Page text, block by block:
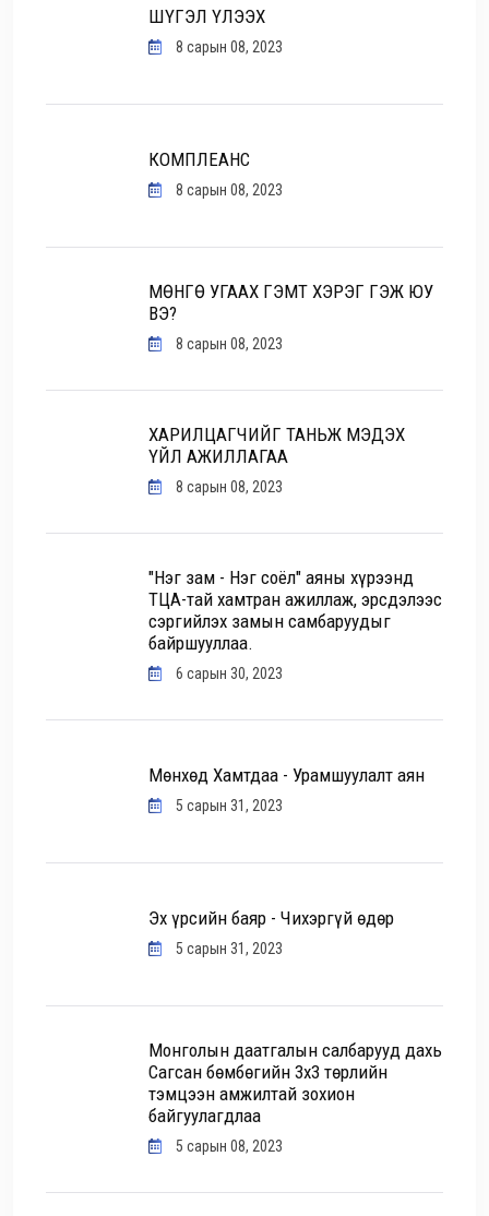
ШҮГЭЛ ҮЛЭЭХ
8 сарын 08, 2023
КОМПЛЕАНС
8 сарын 08, 2023
МӨНГӨ УГААХ ГЭМТ ХЭРЭГ ГЭЖ ЮУ
ВЭ?
8 сарын 08, 2023
ХАРИЛЦАГЧИЙГ ТАНЬЖ МЭДЭХ
ҮЙЛ АЖИЛЛАГАА
8 сарын 08, 2023
"Нэг зам - Нэг соёл" аяны хүрээнд
ТЦА-тай хамтран ажиллаж, эрсдэлээс
сэргийлэх замын самбаруудыг
байршууллаа.
6 сарын 30, 2023
Мөнхөд Хамтдаа - Урамшуулалт аян
5 сарын 31, 2023
Эх үрсийн баяр - Чихэргүй өдөр
5 сарын 31, 2023
Монголын даатгалын салбарууд дахь
Сагсан бөмбөгийн 3х3 төрлийн
тэмцээн амжилтай зохион
байгуулагдлаа
5 сарын 08, 2023